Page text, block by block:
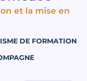
et la mise en
DE FORMATION